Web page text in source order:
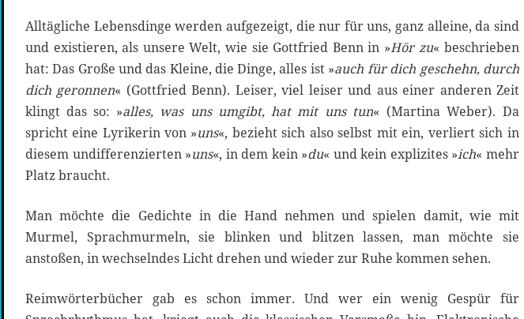
Alltägliche Lebensdinge werden aufgezeigt, die nur für uns, ganz alleine, da sind
und existieren, als unsere Welt, wie sie Gottfried Benn in »Hör zu« beschrieben
hat: Das Große und das Kleine, die Dinge, alles ist »auch für dich geschehn, durch
dich geronnen« (Gottfried Benn). Leiser, viel leiser und aus einer anderen Zeit
klingt das so: »alles, was uns umgibt, hat mit uns tun« (Martina Weber). Da
spricht eine Lyrikerin von »uns«, bezieht sich also selbst mit ein, verliert sich in
diesem undifferenzierten »uns«, in dem kein »du« und kein explizites »ich« mehr
Platz braucht.
Man möchte die Gedichte in die Hand nehmen und spielen damit, wie mit
Murmel, Sprachmurmeln, sie blinken und blitzen lassen, man möchte sie
anstoßen, in wechselndes Licht drehen und wieder zur Ruhe kommen sehen.
Reimwörterbücher gab es schon immer. Und wer ein wenig Gespür für